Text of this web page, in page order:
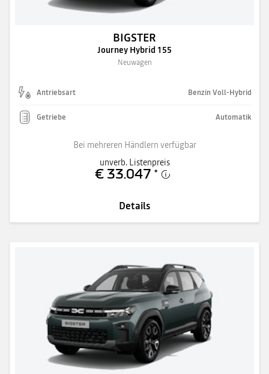
BIGSTER
Journey Hybrid 155
Neuwagen
Antriebsart Benzin Voll-Hybrid
Getriebe Automatik
Bei mehreren Händlern verfügbar
unverb. Listenpreis
€ 33.047 *
Details